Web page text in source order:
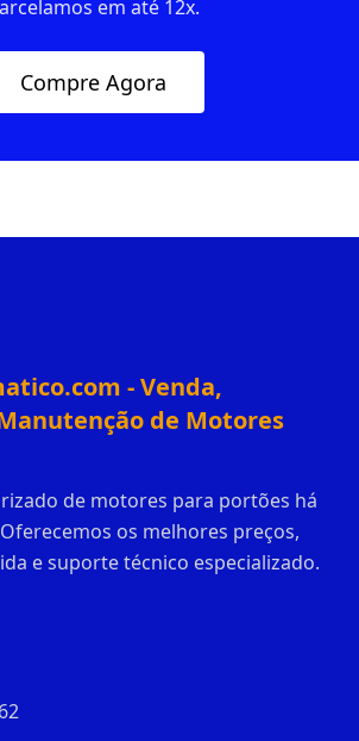
em até 12x.
Compre Agora
- Venda,
de Motores
de motores para portões há
os melhores preços,
e suporte técnico especializado.